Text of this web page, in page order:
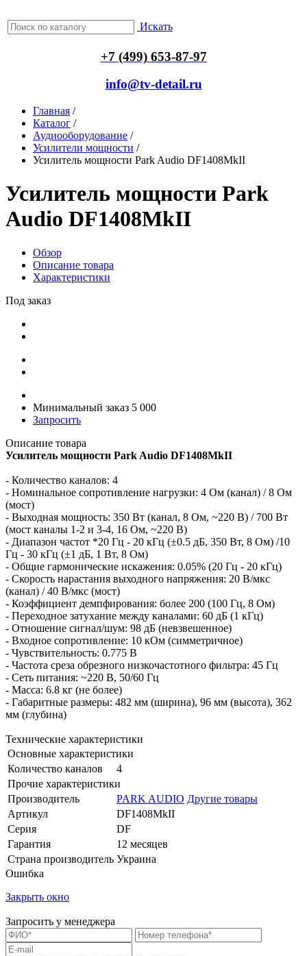
Искать
+7 (499) 653-87-97
info@tv-detail.ru
Главная /
Каталог /
Аудиооборудование /
Усилители мощности /
Усилитель мощности Park Audio DF1408MkII
Усилитель мощности Park
Audio DF1408MkII
Обзор
Описание товара
Характеристики
Под заказ
Минимальный заказ 5 000
Запросить
Описание товара
Усилитель мощности Park Audio DF1408MkII
- Количество каналов: 4
- Номинальное сопротивление нагрузки: 4 Ом (канал) / 8 Ом
(мост)
- Выходная мощность: 350 Вт (канал, 8 Ом, ~220 В) / 700 Вт
(мост каналы 1-2 и 3-4, 16 Ом, ~220 В)
- Диапазон частот *20 Гц - 20 кГц (±0.5 дБ, 350 Вт, 8 Ом) /10
Гц - 30 кГц (±1 дБ, 1 Вт, 8 Ом)
- Общие гармонические искажения: 0.05% (20 Гц - 20 кГц)
- Скорость нарастания выходного напряжения: 20 В/мкс
(канал) / 40 В/мкс (мост)
- Коэффициент демпфирования: более 200 (100 Гц, 8 Ом)
- Переходное затухание между каналами: 60 дБ (1 кГц)
- Отношение сигнал/шум: 98 дБ (невзвешенное)
- Входное сопротивление: 10 кОм (симметричное)
- Чувствительность: 0.775 В
- Частота среза обрезного низкочастотного фильтра: 45 Гц
- Сеть питания: ~220 В, 50/60 Гц
- Масса: 6.8 кг (не более)
- Габаритные размеры: 482 мм (ширина), 96 мм (высота), 362
мм (глубина)
Технические характеристики
Основные характеристики
Количество каналов
4
Прочие характеристики
Производитель
PARK AUDIO Другие товары
Артикул
DF1408MkII
Серия
DF
Гарантия
12 месяцев
Страна производитель Украина
Ошибка
Закрыть окно
Запросить у менеджера